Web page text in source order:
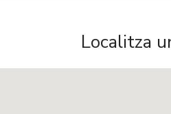
Localitza